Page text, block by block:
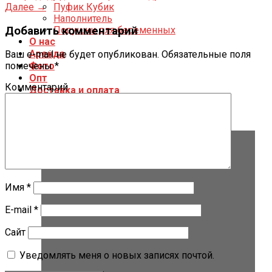
Пуфик Кубик
Наполнитель
Подушки для беременных
О нас
Аренда
Фото
Опт
Доставка и оплата
Далее →
Добавить комментарий
Ваш e-mail не будет опубликован. Обязательные поля
помечены*
Комментарий
Имя *
E-mail *
Сайт
Уведомлять меня о новых записях почтой.